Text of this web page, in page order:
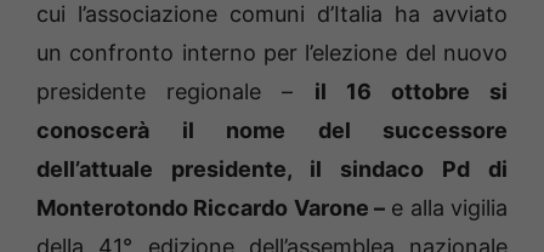
cui l’associazione comuni d’Italia ha avviato
un confronto interno per l’elezione del nuovo
presidente regionale – il 16 ottobre si
conoscerà il nome del successore
dell’attuale presidente, il sindaco Pd di
Monterotondo Riccardo Varone – e alla vigilia
della 41° edizione dell’assemblea nazionale